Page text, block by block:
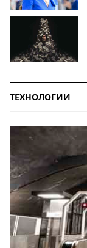
ТЕХНОЛОГИИ